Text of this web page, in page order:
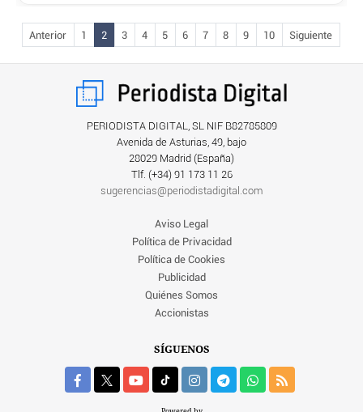
Anterior 1 2 3 4 5 6 7 8 9 10 Siguiente
PERIODISTA DIGITAL, SL NIF B82785809
Avenida de Asturias, 49, bajo
28029 Madrid (España)
Tlf. (+34) ‎91 173 11 26
sugerencias@periodistadigital.com
Aviso Legal
Política de Privacidad
Política de Cookies
Publicidad
Quiénes Somos
Accionistas
SÍGUENOS